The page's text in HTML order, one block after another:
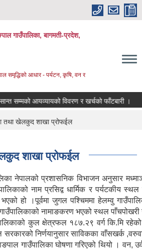
गाउँपालिका, बागमती-प्रदेश,
समृद्धिको आधार - पर्यटन, कृषि, वन र
आयव्यायको विवरण र खर्चको फाँटबारी ।
तथा खेलकुद शाखा प्रोफईल
शाखा प्रोफईल
नेपालको प्रशासनिक विभाजन अनुसार
नाम प्रसिद्व धार्मिक र पर्यटकीय
हो ।पूर्वमा जुगल पश्चिममा हेलम्वु
नामाङकरण भएको स्थल पाँचपोखरी
कुल क्षेत्रफल १८७.२९ वर्ग कि.मि
सरकारको निर्णयानुसार साविकका वाँसखर्क
गाउँपालिका घोषणा गरिएको थियो । वन,